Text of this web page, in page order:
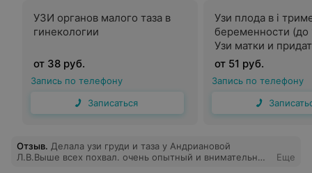
УЗИ органов малого таза в
гинекологии
от 38 руб.
Запись по телефону
Записаться
Узи плода в i
беременности (до
Узи матки и
от 51 руб.
Запись по телефону
Отзыв. Делала узи груди и таза у Андриановой
Л.В.Выше всех похвал. очень опытный и внимательный
Еще